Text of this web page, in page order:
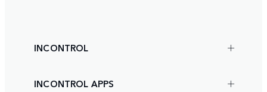
INCONTROL
INCONTROL APPS